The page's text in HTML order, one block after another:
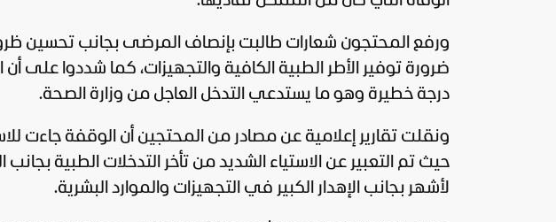
ورفع المحتجون شعارات طالبت بإنصاف المرضى بجانب تحسين
ضرورة توفير الأطر الطبية الكافية والتجهيزات، كما شددوا
درجة خطيرة وهو ما يستدعي التدخل العاجل من وزارة الصحة.
ونقلت تقارير إعلامية عن مصادر من المحتجين أن الوقفة جاءت
حيث تم التعبير عن الاستياء الشديد من تأخر التدخلات الطبية
لأشهر بجانب الإهدار الكبير في التجهيزات والموارد البشرية.